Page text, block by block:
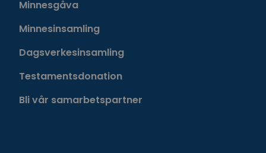
Minnesgåva
Minnesinsamling
Dagsverkesinsamling
Testamentsdonation
Bli vår samarbetspartner